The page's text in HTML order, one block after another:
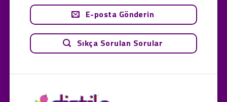
E-posta Gönderin
Sıkça Sorulan Sorular